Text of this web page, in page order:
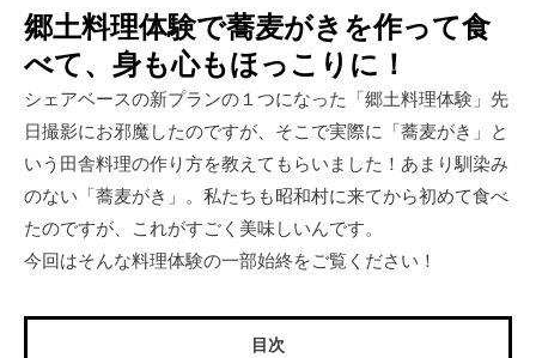
郷土料理体験で蕎麦がきを作って食
べて、身も心もほっこりに！
シェアベースの新プランの１つになった「郷土料理体験」先
日撮影にお邪魔したのですが、そこで実際に「蕎麦がき」と
いう田舎料理の作り方を教えてもらいました！あまり馴染み
のない「蕎麦がき」。私たちも昭和村に来てから初めて食べ
たのですが、これがすごく美味しいんです。
今回はそんな料理体験の一部始終をご覧ください！
目次